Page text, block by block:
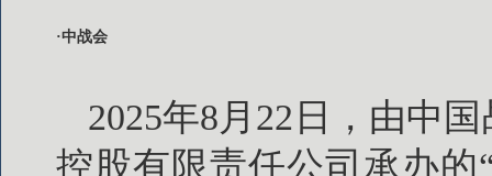
·中战会
2025年8月22日，由中
控股有限责任公司承办